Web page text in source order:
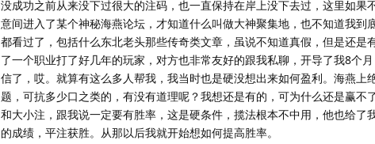
没成功之前从来没下过很大的注码，也一直保持在岸上没下去过，这里如
意间进入了某个神秘海燕论坛，才知道什么叫做大神聚集地，也不知道我
都看过了，包括什么东北老头那些传奇类文章，虽说不知道真假，但是还是
了一个职业打了好几年的玩家，对方也非常友好的跟我私聊，开导了我8个
信了，哎。就算有这么多人帮我，我当时也是硬没想出来如何盈利。海燕上
题，可抗多少口之类的，有没有道理呢？我想还是有的，可为什么还是赢不
和大小注，跟我说一定要有胜率，这是硬条件，揽法根本不中用，他也给
的成绩，平注获胜。从那以后我就开始想如何提高胜率。